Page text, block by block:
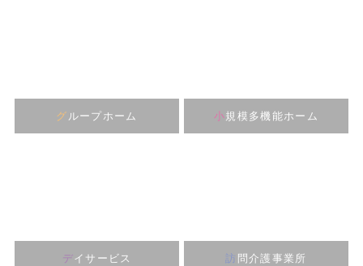
グ ループホーム 小規模多機能ホーム
デイサービス 訪 問介護事業所